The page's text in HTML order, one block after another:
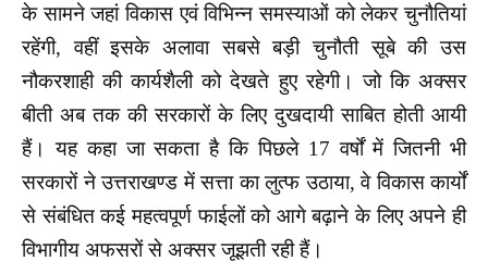
के सामने जहां विकास एवं विभिन्न समस्याओं को लेकर चुनौतियां
रहेंगी, वहीं इसके अलावा सबसे बड़ी चुनौती सूबे की उस
नौकरशाही की कार्यशैली को देखते हुए रहेगी। जो कि अक्सर
बीती अब तक की सरकारों के लिए दुखदायी साबित होती आयी
हैं। यह कहा जा सकता है कि पिछले 17 वर्षों में जितनी भी
सरकारों ने उत्तराखण्ड में सत्ता का लुत्फ उठाया, वे विकास कार्यों
से संबंधित कई महत्वपूर्ण फाईलों को आगे बढ़ाने के लिए अपने ही
विभागीय अफसरों से अक्सर जूझती रही हैं।